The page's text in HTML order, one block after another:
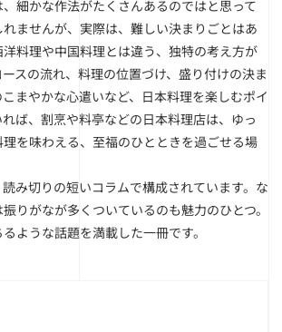
細かな作法がたくさんあるのではと思って
ませんが、実際は、難しい決まりごとはあ
料理や中国料理とは違う、独特の考え方が
スの流れ、料理の位置づけ、盛り付けの決ま
まやかな心遣いなど、日本料理を楽しむポイ
ば、割烹や料亭などの日本料理店は、ゆっ
を味わえる、至福のひとときを過ごせる場
み切りの短いコラムで構成されています。な
りがなが多くついているのも魅力のひとつ。
ような話題を満載した一冊です。